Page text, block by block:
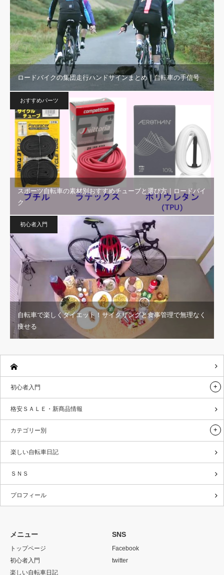
ロードバイクの集団走行ハンドサインまとめ｜自転車の手信号
おすすめパーツ
スポーツ自転車の素材別おすすめチューブと選び方｜ロードバイ
ク
初心者入門
自転車で楽しくダイエット！サイクリングと食事管理で無理なく
痩せる
初心者入門
格安ＳＡＬＥ・新商品情報
カテゴリー別
楽しい自転車日記
ＳＮＳ
プロフィール
メニュー
トップページ
初心者入門
楽しい自転車日記
SNS
Facebook
twitter